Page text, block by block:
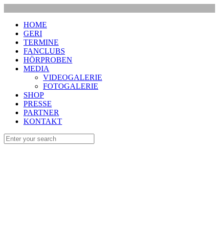
HOME
GERI
TERMINE
FANCLUBS
HÖRPROBEN
MEDIA
VIDEOGALERIE
FOTOGALERIE
SHOP
PRESSE
PARTNER
KONTAKT